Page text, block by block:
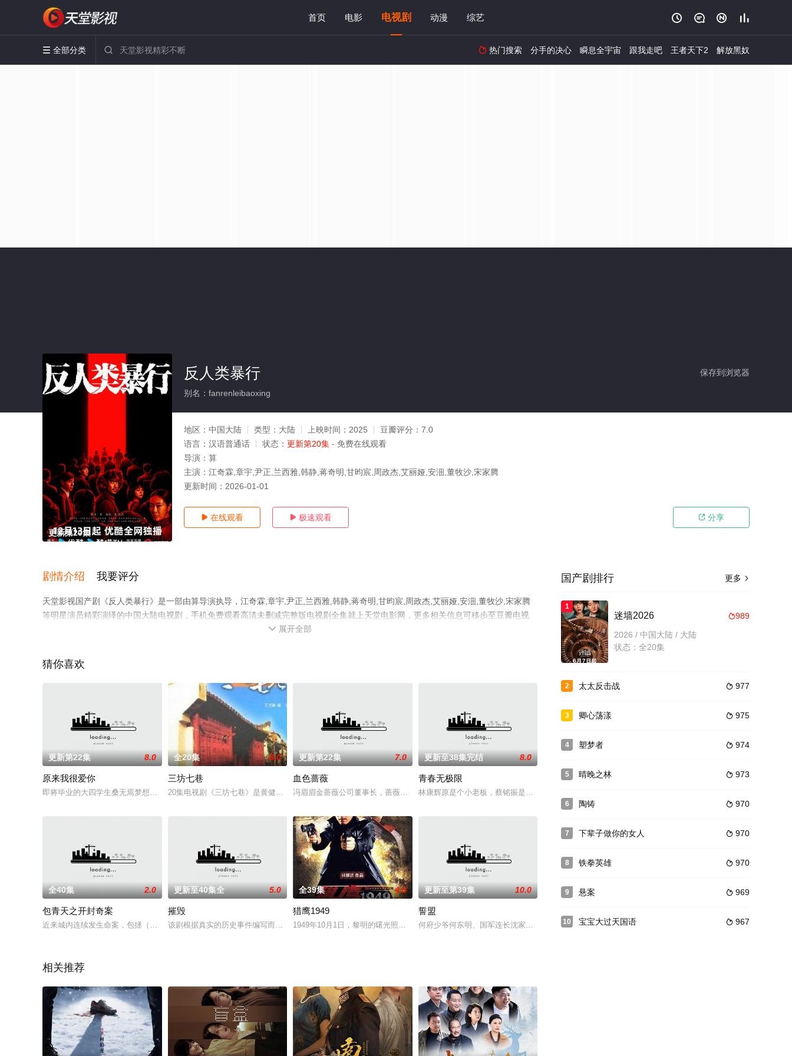
首页 电影 电视剧 动漫 综艺    
 全部分类   热门搜索 分手的决心 瞬息全宇宙 跟我走吧 王者天下2 解放黑奴
更新第20集
保存到浏览器
反人类暴行
别名：fanrenleibaoxing
地区： 中国大陆 类型： 大陆 上映时间： 2025 豆瓣评分： 7.0
语言： 汉语普通话 状态： 更新第20集 - 免费在线观看
导演： 算
主演： 江奇霖,章宇,尹正,兰西雅,韩静,蒋奇明,甘昀宸,周政杰,艾丽娅,安沺,董牧沙,宋家腾
更新时间： 2026-01-01
 在线观看  极速观看  分享
剧情介绍 我要评分
天堂影视国产剧《反人类暴行》是一部由算导演执导，江奇霖,章宇,尹正,兰西雅,韩静,蒋奇明,甘昀宸,周政杰,艾丽娅,安沺,董牧沙,宋家腾
等明星演员精彩演绎的中国大陆电视剧，手机免费观看高清未删减完整版电视剧全集就上天堂电影网，更多相关信息可移步至豆瓣电视
 展开全部
猜你喜欢
更新第22集 8.0
原来我很爱你
即将毕业的大四学生桑无焉梦想成为广播人，在电台做主播助理，并且喜欢一个笔名叫做“一今”的神秘词曲人。桑无
全20集 8.0
三坊七巷
20集电视剧《三坊七巷》是黄健中执导的一部力作，讲述了从民国到抗战胜利的年代里，福州殷实商贾罗家两个出生
更新第22集 7.0
血色蔷薇
冯眉眉金蔷薇公司董事长，蔷薇园的业主，美丽风韵，成熟干练，有着极强的事业心，并拥有成功的事业，她拥有的蔷
更新至38集完结 8.0
青春无极限
林康辉原是个小老板，蔡铭振是来自 台 湾的富家子弟，他俩虽然经历不同，都几乎在一夜之间成了穷光蛋。
全40集 2.0
包青天之开封奇案
近来城内连续发生命案，包拯（金超群 饰）侦探得知乃杀手之间为掠夺赏金火并所为，而最终目的是刑部要案证人齐
更新至40集全 5.0
摧毁
该剧根据真实的历史事件编写而成，反映了雾都解放前夕，国民党准备在撤离大陆之前炸毁雾都的兵工厂和重要基础设
全39集 4.0
猎鹰1949
1949年10月1日，黎明的曙光照向久被阴霾笼罩的中华大地，而当华北欢庆新中国成立之际，我国西南边陲正进
更新至第39集 10.0
誓盟
何府少爷何东明、国军连长沈家梁、山寨头领汪兆蓝，因为打鬼子偶然奇遇，后经过重重遭遇，三人的命运被
相关推荐
更多 
国产剧排行
1
989
迷墙2026
2026 / 中国大陆 / 大陆
状态：全20集
2  977
太太反击战
3  975
卿心荡漾
4  974
塑梦者
5  973
晴晚之林
6  970
陶铸
7  970
下辈子做你的女人
8  970
铁拳英雄
9  969
悬案
10  967
宝宝大过天国语